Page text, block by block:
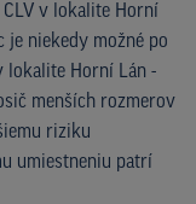
v lokalite Horní
je niekedy možné po
lokalite Horní Lán -
menších rozmerov
riziku
umiestneniu patrí